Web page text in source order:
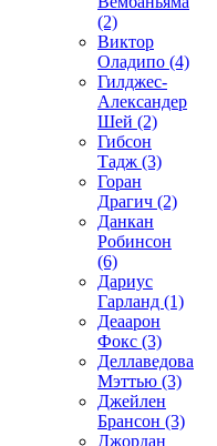
(2)
Виктор
Оладипо (4)
Гилджес-
Александер
Шей (2)
Гибсон
Тадж (3)
Горан
Драгич (2)
Данкан
Робинсон
(6)
Дариус
Гарланд (1)
Деаарон
Фокс (3)
Деллаведова
Мэттью (3)
Джейлен
Брансон (3)
Джордан